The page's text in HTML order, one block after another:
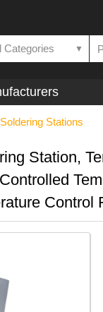
Categories ▼
Soldering Stations
Station,
Control